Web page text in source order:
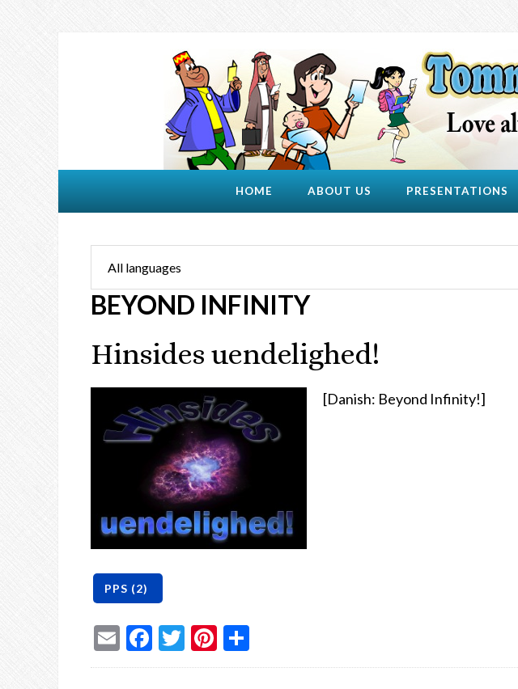
HOME ABOUT US PRESENTATIONS
BEYOND INFINITY
Hinsides uendelighed!
[Danish: Beyond Infinity!]
EmailFacebook
TwitterPinterest